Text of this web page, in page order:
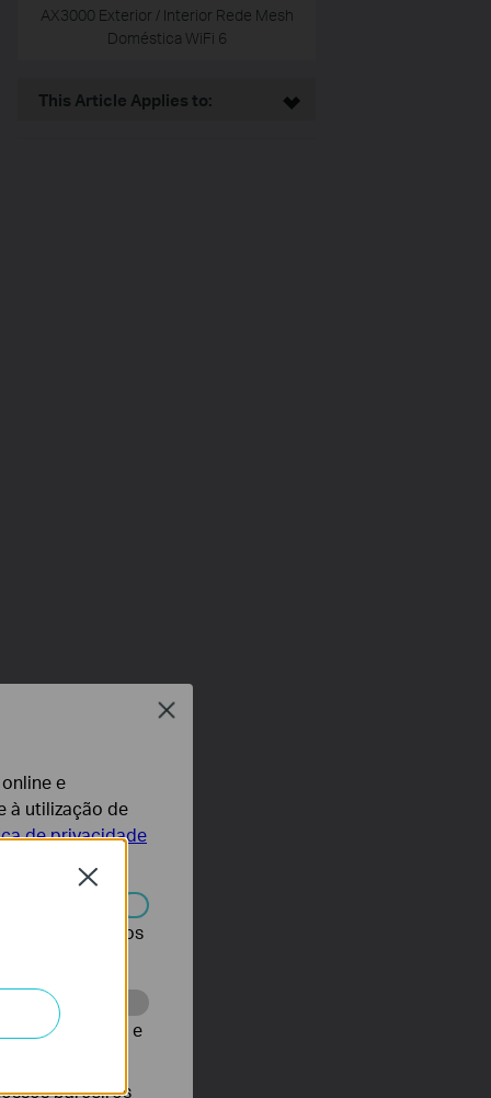
AX3000 Exterior / Interior Rede Mesh
Doméstica WiFi 6
This Article Applies to:
Close
e
à utilização de
de privacidade
desativados nos
para melhorar e
parceiros
Close